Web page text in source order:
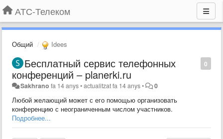
АТС-Телеком
Общий Idees
0
Бесплатный сервис телефонных
конференций – planerki.ru
Sakhrano fa 14 anys•actualitzatfa 14 anys• 0
Любой желающий может с его помощью организовать
конференцию с неограниченным числом участников.
Подробнее...